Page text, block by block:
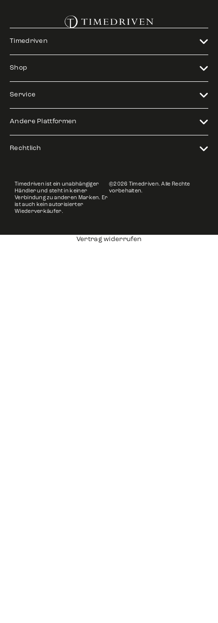
Timedriven
Shop
Service
Andere Plattformen
Rechtlich
Timedriven ist ein unabhängiger
Händler und steht in keiner
Verbindung zu anderen Marken. Er
ist auch kein autorisierter
Wiederverkäufer.
©2026 Timedriven. Alle Rechte
vorbehalten.
Vertrag widerrufen